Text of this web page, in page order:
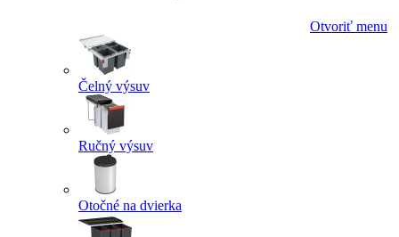
Otvoriť menu
Čelný výsuv
Ručný výsuv
Otočné na dvierka